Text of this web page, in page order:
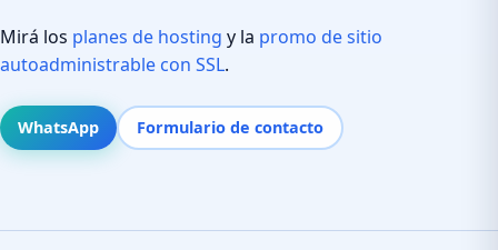
Mirá los planes de hosting y la promo de sitio
autoadministrable con SSL.
WhatsApp Formulario de contacto